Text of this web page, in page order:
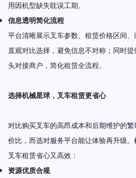
用因机型缺失耽误工期。
信息透明简化流程
平台清晰展示叉车参数、租赁价格区间
直观对比选择，避免信息不对称；同时
头对接商户，简化租赁全流程。
选择机械星球，叉车租赁更省心
对比购买叉车的高昂成本和后期维护的
价比，而选对服务平台能让体验再升级
叉车租赁省心又高效：
资源优质合规